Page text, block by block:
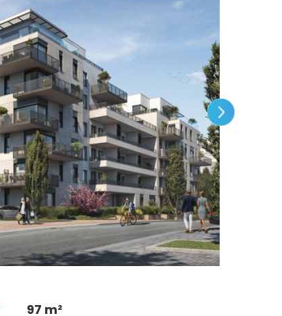
97 m²